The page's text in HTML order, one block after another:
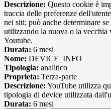
Descrizione: Questo cookie è
traccia delle preferenze
nei siti; può anche determinare
utilizzando la nuova o la vecchia
Youtube.
Durata: 6 mesi
Nome: DEVICE_INFO
Tipologia: analitico
Proprieta: Terza-parte
Descrizione: YouTube utilizza
tipologia di device utilizzata
Durata: 6 mesi